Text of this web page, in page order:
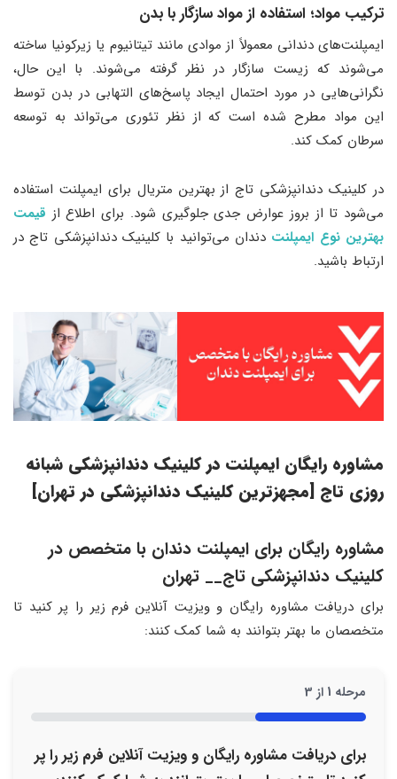
ترکیب مواد؛ استفاده از مواد سازگار با بدن
ایمپلنت‌های دندانی معمولاً از موادی مانند تیتانیوم یا زیرکونیا ساخته
می‌شوند که زیست سازگار در نظر گرفته می‌شوند. با این حال،
نگرانی‌هایی در مورد احتمال ایجاد پاسخ‌های التهابی در بدن توسط
این مواد مطرح شده است که از نظر تئوری می‌تواند به توسعه
سرطان کمک کند.
در کلینیک دندانپزشکی تاج از بهترین متریال برای ایمپلنت استفاده
می‌شود تا از بروز عوارض جدی جلوگیری شود. برای اطلاع از قیمت
بهترین نوع ایمپلنت دندان می‌توانید با کلینیک دندانپزشکی تاج در
ارتباط باشید.
مشاوره رایگان ایمپلنت در کلینیک دندانپزشکی شبانه
روزی تاج [مجهزترین کلینیک دندانپزشکی در تهران]
مشاوره رایگان برای ایمپلنت دندان با متخصص در
کلینیک دندانپزشکی تاج__ تهران
برای دریافت مشاوره رایگان و ویزیت آنلاین فرم زیر را پر کنید تا
متخصصان ما بهتر بتوانند به شما کمک کنند:
مرحله 1 از 3
33%
برای دریافت مشاوره رایگان و ویزیت آنلاین فرم زیر را پر